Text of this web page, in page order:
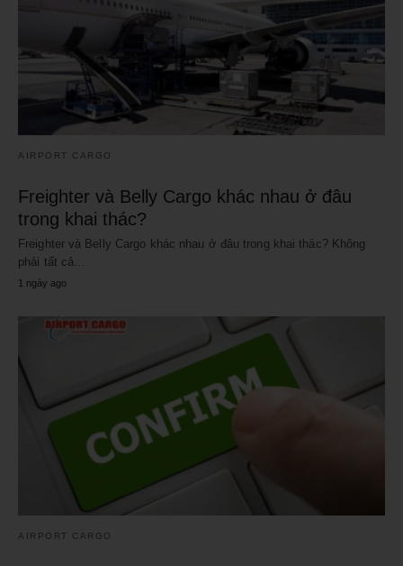
AIRPORT CARGO
Freighter và Belly Cargo khác nhau ở đâu
trong khai thác?
Freighter và Belly Cargo khác nhau ở đâu trong khai thác? Không
phải tất cả…
1 ngày ago
AIRPORT CARGO